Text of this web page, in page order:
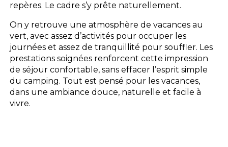
repères. Le cadre s’y prête naturellement.
On y retrouve une atmosphère de vacances au
vert, avec assez d’activités pour occuper les
journées et assez de tranquillité pour souffler. Les
prestations soignées renforcent cette impression
de séjour confortable, sans effacer l’esprit simple
du camping. Tout est pensé pour les vacances,
dans une ambiance douce, naturelle et facile à
vivre.